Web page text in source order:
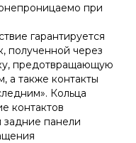
при
гарантируется
полученной через
предотвращающую
а также контакты
Кольца
контактов
задние панели